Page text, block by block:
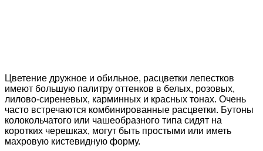
Цветение дружное и обильное, расцветки лепестков
имеют большую палитру оттенков в белых, розовых,
лилово-сиреневых, карминных и красных тонах. Очень
часто встречаются комбинированные расцветки. Бутоны
колокольчатого или чашеобразного типа сидят на
коротких черешках, могут быть простыми или иметь
махровую кистевидную форму.